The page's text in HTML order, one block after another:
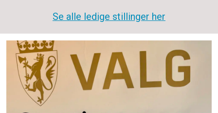
Se alle ledige stillinger her